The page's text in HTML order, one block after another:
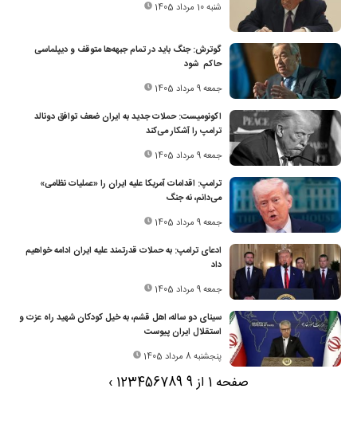
شنبه 10 مرداد 1405
گوترش: جنگ باید در تمام جبهه‌ها متوقف و دیپلماسی
حاکم شود
جمعه 9 مرداد 1405
اکونومیست: حملات جدید به ایران ضعف توافق دونالد
ترامپ را آشکار می‌کند
جمعه 9 مرداد 1405
ترامپ: اقدامات آمریکا علیه ایران را «عملیات نظامی»
می‌دانم، نه جنگ
جمعه 9 مرداد 1405
ادعای ترامپ: به حملات قدرتمند علیه ایران ادامه خواهیم
داد
جمعه 9 مرداد 1405
سینای دو ساله، اهل قشم، به خیل کودکان شهید راه عزت و
استقلال ایران پیوست
پنجشنبه 8 مرداد 1405
صفحه 1 از 9 123456789
›